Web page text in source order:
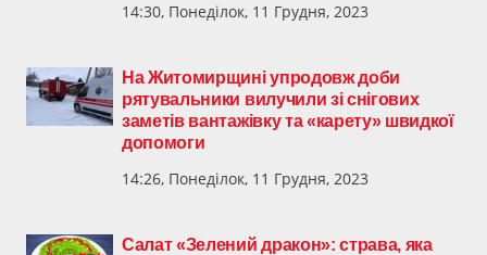
14:30, Понеділок, 11 Грудня, 2023
На Житомирщині упродовж доби
рятувальники вилучили зі снігових
заметів вантажівку та «карету» швидкої
допомоги
14:26, Понеділок, 11 Грудня, 2023
Салат «Зелений дракон»: страва, яка